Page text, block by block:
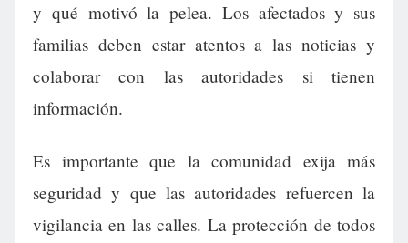
y qué motivó la pelea. Los afectados y sus
familias deben estar atentos a las noticias y
colaborar con las autoridades si tienen
información.
Es importante que la comunidad exija más
seguridad y que las autoridades refuercen la
vigilancia en las calles. La protección de todos